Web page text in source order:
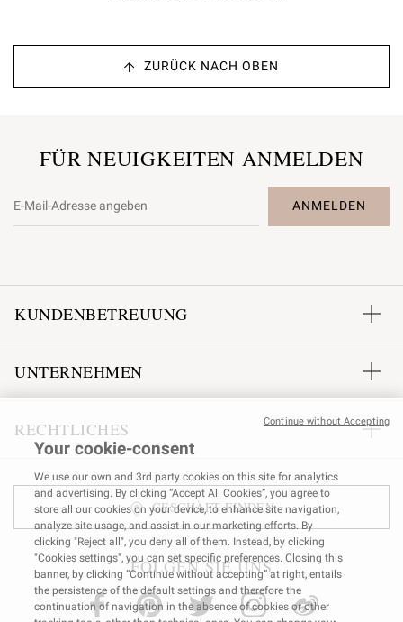
ZURÜCK NACH OBEN
FÜR NEUIGKEITEN ANMELDEN
ANMELDEN
KUNDENBETREUUNG
UNTERNEHMEN
RECHTLICHES
GESCHÄFT FINDEN
FOLGEN SIE UNS
Your cookie-consent
We use our own and 3rd party cookies on this site for analytics
and advertising. By clicking “Accept All Cookies”, you agree to
store all our cookies on your device, to enhance site navigation,
analyze site usage, and assist in our marketing efforts. By
clicking "Reject all", you deny all of them. Instead, by clicking
"Cookies settings", you can set specific preferences. Closing this
banner, by clicking “Continue without accepting” at right, entails
the persistence of the default settings and therefore the
continuation of navigation in the absence of cookies or other
Continue without Accepting